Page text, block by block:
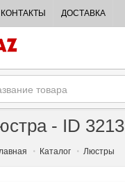
КОНТАКТЫ ДОСТАВКА
- ID 3213
Каталог Люстры